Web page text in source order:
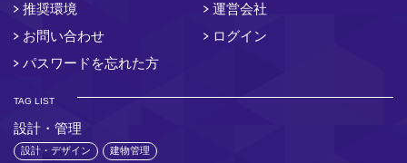
推奨環境
運営会社
お問い合わせ
ログイン
パスワードを忘れた方
TAG LIST
設計・管理
設計・デザイン 建物管理